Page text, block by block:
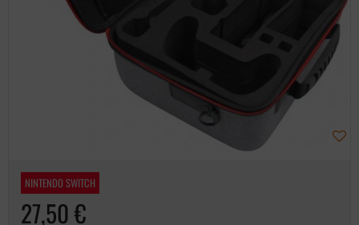
NINTENDO SWITCH
27,50 €